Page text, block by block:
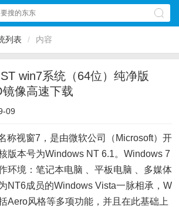
列表 / 内容
win7系统（64位）纯净版
像高速下载
09
称视窗7，是由微软公司（Microsoft）开
版本号为Windows NT 6.1。Windows 7
环境：笔记本电脑 、平板电脑 、多媒体
NT6成员的Windows Vista一脉相承，W
Aero风格等多项功能，并且在此基础上